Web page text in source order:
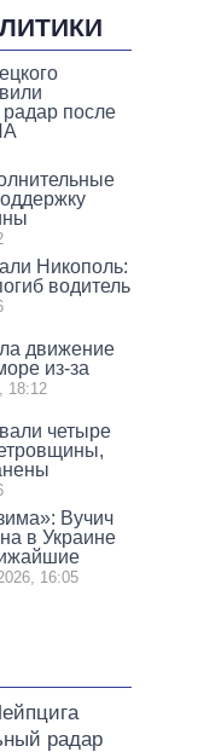
после
Никополь:
водитель
движение
из-за
18:12
четыре
Вучич
в Украине
16:05
радар